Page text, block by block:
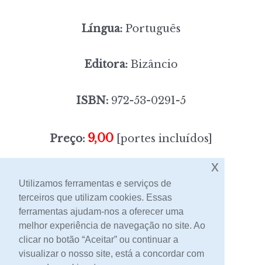
Língua: Português
Editora: Bizâncio
ISBN: 972-53-0291-5
Preço: 9,00 [portes incluídos]
Sem stock
Contacto
Utilizamos ferramentas e serviços de
terceiros que utilizam cookies. Essas
ferramentas ajudam-nos a oferecer uma
melhor experiência de navegação no site. Ao
clicar no botão “Aceitar” ou continuar a
visualizar o nosso site, está a concordar com
x